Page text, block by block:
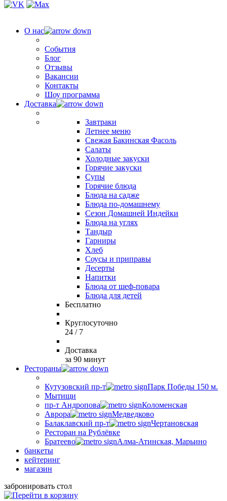
О нас
События
Блог
Отзывы
Вакансии
Контакты
Шоу программа
Доставка
Завтраки
Летнее меню
Свежая Бакинская Фасоль
Салаты
Холодные закуски
Горячие закуски
Супы
Горячие блюда
Блюда на садже
Блюда по-домашнему
Сезон Домашней Индейки
Блюда на углях
Тандыр
Гарниры
Хлеб
Соусы и приправы
Десерты
Напитки
Блюда от шеф-повара
Блюда для детей
Бесплатно
Круглосуточно
24 / 7
Доставка
за 90 минут
Рестораны
Кутузовский пр-т
Парк Победы 150 м.
Мытищи
пр-т Андропова
Коломенская
Аврора
Медведково
Балаклавский пр-т
Чертановская
Ресторан на Рублёвке
Братеево
Алма-Атинская, Марьино
банкеты
кейтеринг
магазин
забронировать стол